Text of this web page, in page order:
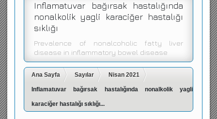
Dergi Kılavuzu
Arşiv
Arama Yap
İletişim
Inflamatuvar bağırsak hastalığında
nonalkolik yagli karaciğer hastalığı
sıklığı
Prevalence of nonalcoholic fatty liver
disease in inflammatory bowel disease
Ana Sayfa Sayılar Nisan 2021
Inflamatuvar bağırsak hastalığında nonalkolik yagli
karaciğer hastalığı sıklığı...